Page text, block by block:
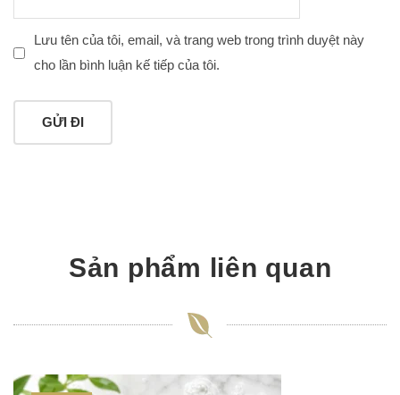
Lưu tên của tôi, email, và trang web trong trình duyệt này
cho lần bình luận kế tiếp của tôi.
Sản phẩm liên quan